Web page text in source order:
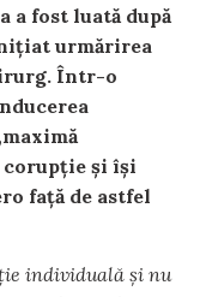
fost luată după
urmărirea
Într-o
corupție și își
față de astfel
individuală și nu